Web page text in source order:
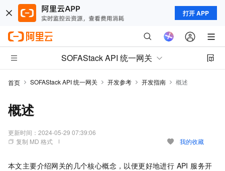
打开 APP
SOFAStack API 统一网关
首页 SOFAStack API 统一网关 开发参考 开发指南 概述
概述
更新时间： 2024-05-29 07:39:06
复制 MD 格式
我的收藏
本文主要介绍网关的几个核心概念，以便更好地进行 API 服务开